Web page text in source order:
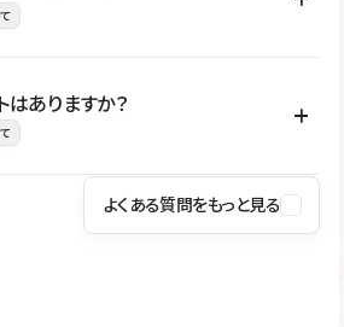
にくい状態で運用できます。 さらにコン
を与えずに更新作業を進めやすくなりま
やサービスを安全に利用できるよう、通信
アクセス管理、脆弱性対策など、複数の観
号化に対応しており、悪質なスクリプトの
はありますか？
は、ヘルプセンターでご確認いただけま
よくある質問をもっと見る